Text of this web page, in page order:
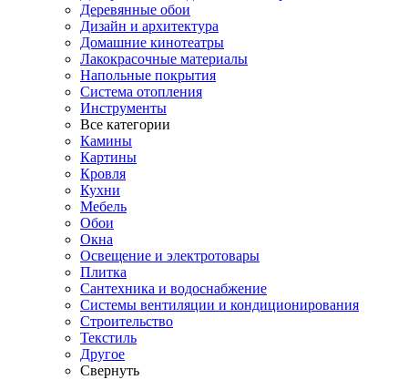
Деревянные обои
Дизайн и архитектура
Домашние кинотеатры
Лакокрасочные материалы
Напольные покрытия
Система отопления
Инструменты
Все категории
Камины
Картины
Кровля
Кухни
Мебель
Обои
Окна
Освещение и электротовары
Плитка
Сантехника и водоснабжение
Системы вентиляции и кондиционирования
Строительство
Текстиль
Другое
Свернуть